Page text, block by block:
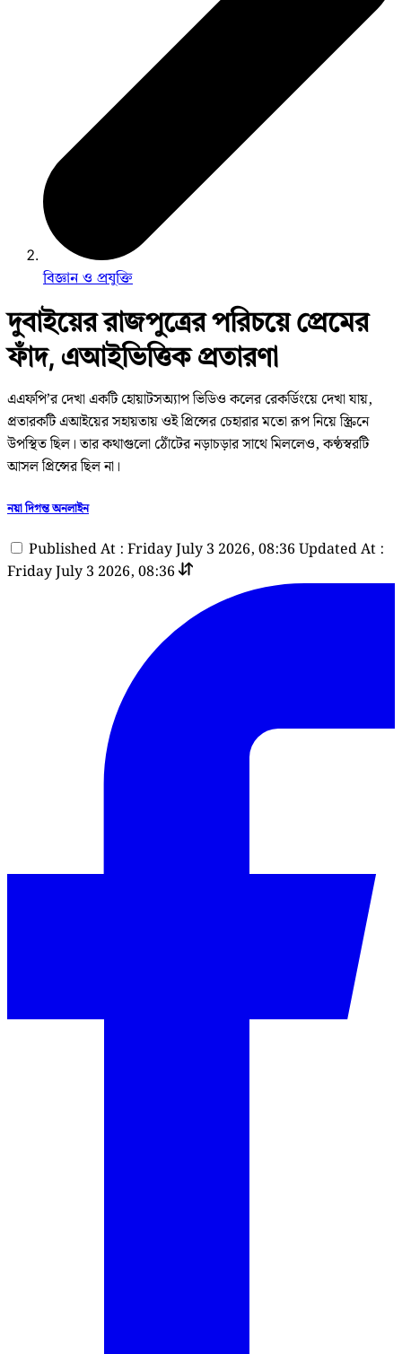
বিজ্ঞান ও প্রযুক্তি
দুবাইয়ের রাজপুত্রের পরিচয়ে প্রেমের
ফাঁদ, এআইভিত্তিক প্রতারণা
এএফপি’র দেখা একটি হোয়াটসঅ্যাপ ভিডিও কলের রেকর্ডিংয়ে দেখা যায়,
প্রতারকটি এআইয়ের সহায়তায় ওই প্রিন্সের চেহারার মতো রূপ নিয়ে স্ক্রিনে
উপস্থিত ছিল। তার কথাগুলো ঠোঁটের নড়াচড়ার সাথে মিললেও, কণ্ঠস্বরটি
আসল প্রিন্সের ছিল না।
নয়া দিগন্ত অনলাইন
Published At : Friday July 3 2026, 08:36 Updated At :
Friday July 3 2026, 08:36